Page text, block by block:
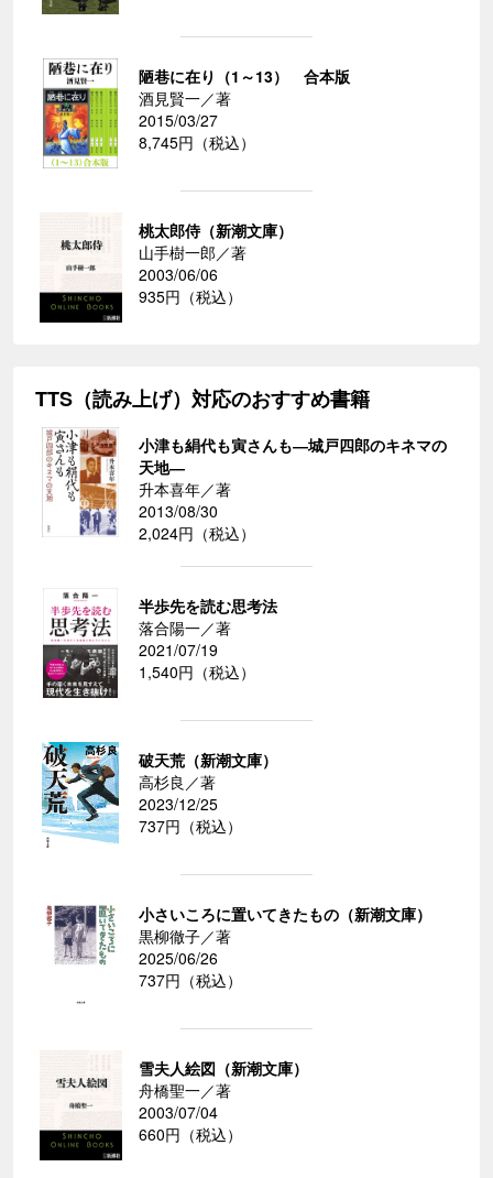
陋巷に在り（1～13） 合本版
酒見賢一／著
2015/03/27
8,745円（税込）
桃太郎侍（新潮文庫）
山手樹一郎／著
2003/06/06
935円（税込）
TTS（読み上げ）対応のおすすめ書籍
小津も絹代も寅さんも―城戸四郎のキネマの
天地―
升本喜年／著
2013/08/30
2,024円（税込）
半歩先を読む思考法
落合陽一／著
2021/07/19
1,540円（税込）
破天荒（新潮文庫）
高杉良／著
2023/12/25
737円（税込）
小さいころに置いてきたもの（新潮文庫）
黒柳徹子／著
2025/06/26
737円（税込）
雪夫人絵図（新潮文庫）
舟橋聖一／著
2003/07/04
660円（税込）